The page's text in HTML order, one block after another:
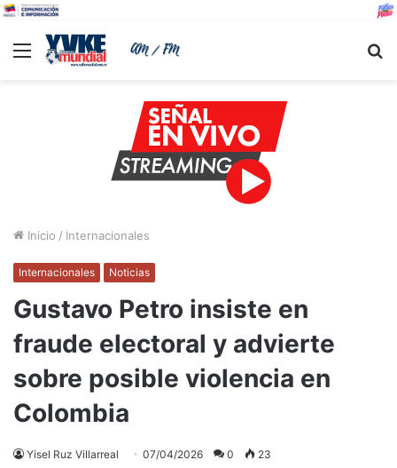
Menu
Inicio / Internacionales
Internacionales Noticias
Gustavo Petro insiste en
fraude electoral y advierte
sobre posible violencia en
Colombia
Yisel Ruz Villarreal 07/04/2026 0 23